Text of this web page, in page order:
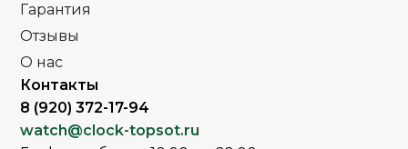
Гарантия
Отзывы
О нас
Контакты
8 (920) 372-17-94
watch@clock-topsot.ru